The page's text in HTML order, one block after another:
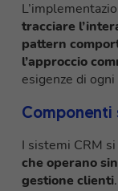
tracciare
pattern
l’approccio
esigenze di
Componenti
I sistemi CRM
che operano
gestione clienti.